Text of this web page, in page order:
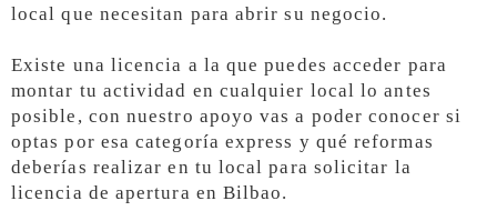
local que necesitan para abrir su negocio.
Existe una licencia a la que puedes acceder para
montar tu actividad en cualquier local lo antes
posible, con nuestro apoyo vas a poder conocer si
optas por esa categoría express y qué reformas
deberías realizar en tu local para solicitar la
licencia de apertura en Bilbao.